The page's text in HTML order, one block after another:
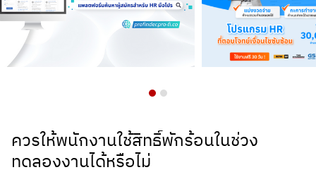
ควรให้พนักงานใช้สิทธิ์พักร้อนในช่วง
ทดลองงานได้หรือไม่